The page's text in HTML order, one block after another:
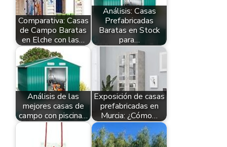
Comparativa: Casas
de Campo Baratas
en Elche con las…
Análisis: Casas
Prefabricadas
Baratas en Stock
para…
Análisis de las
mejores casas de
campo con piscina…
Exposición de casas
prefabricadas en
Murcia: ¿Cómo…